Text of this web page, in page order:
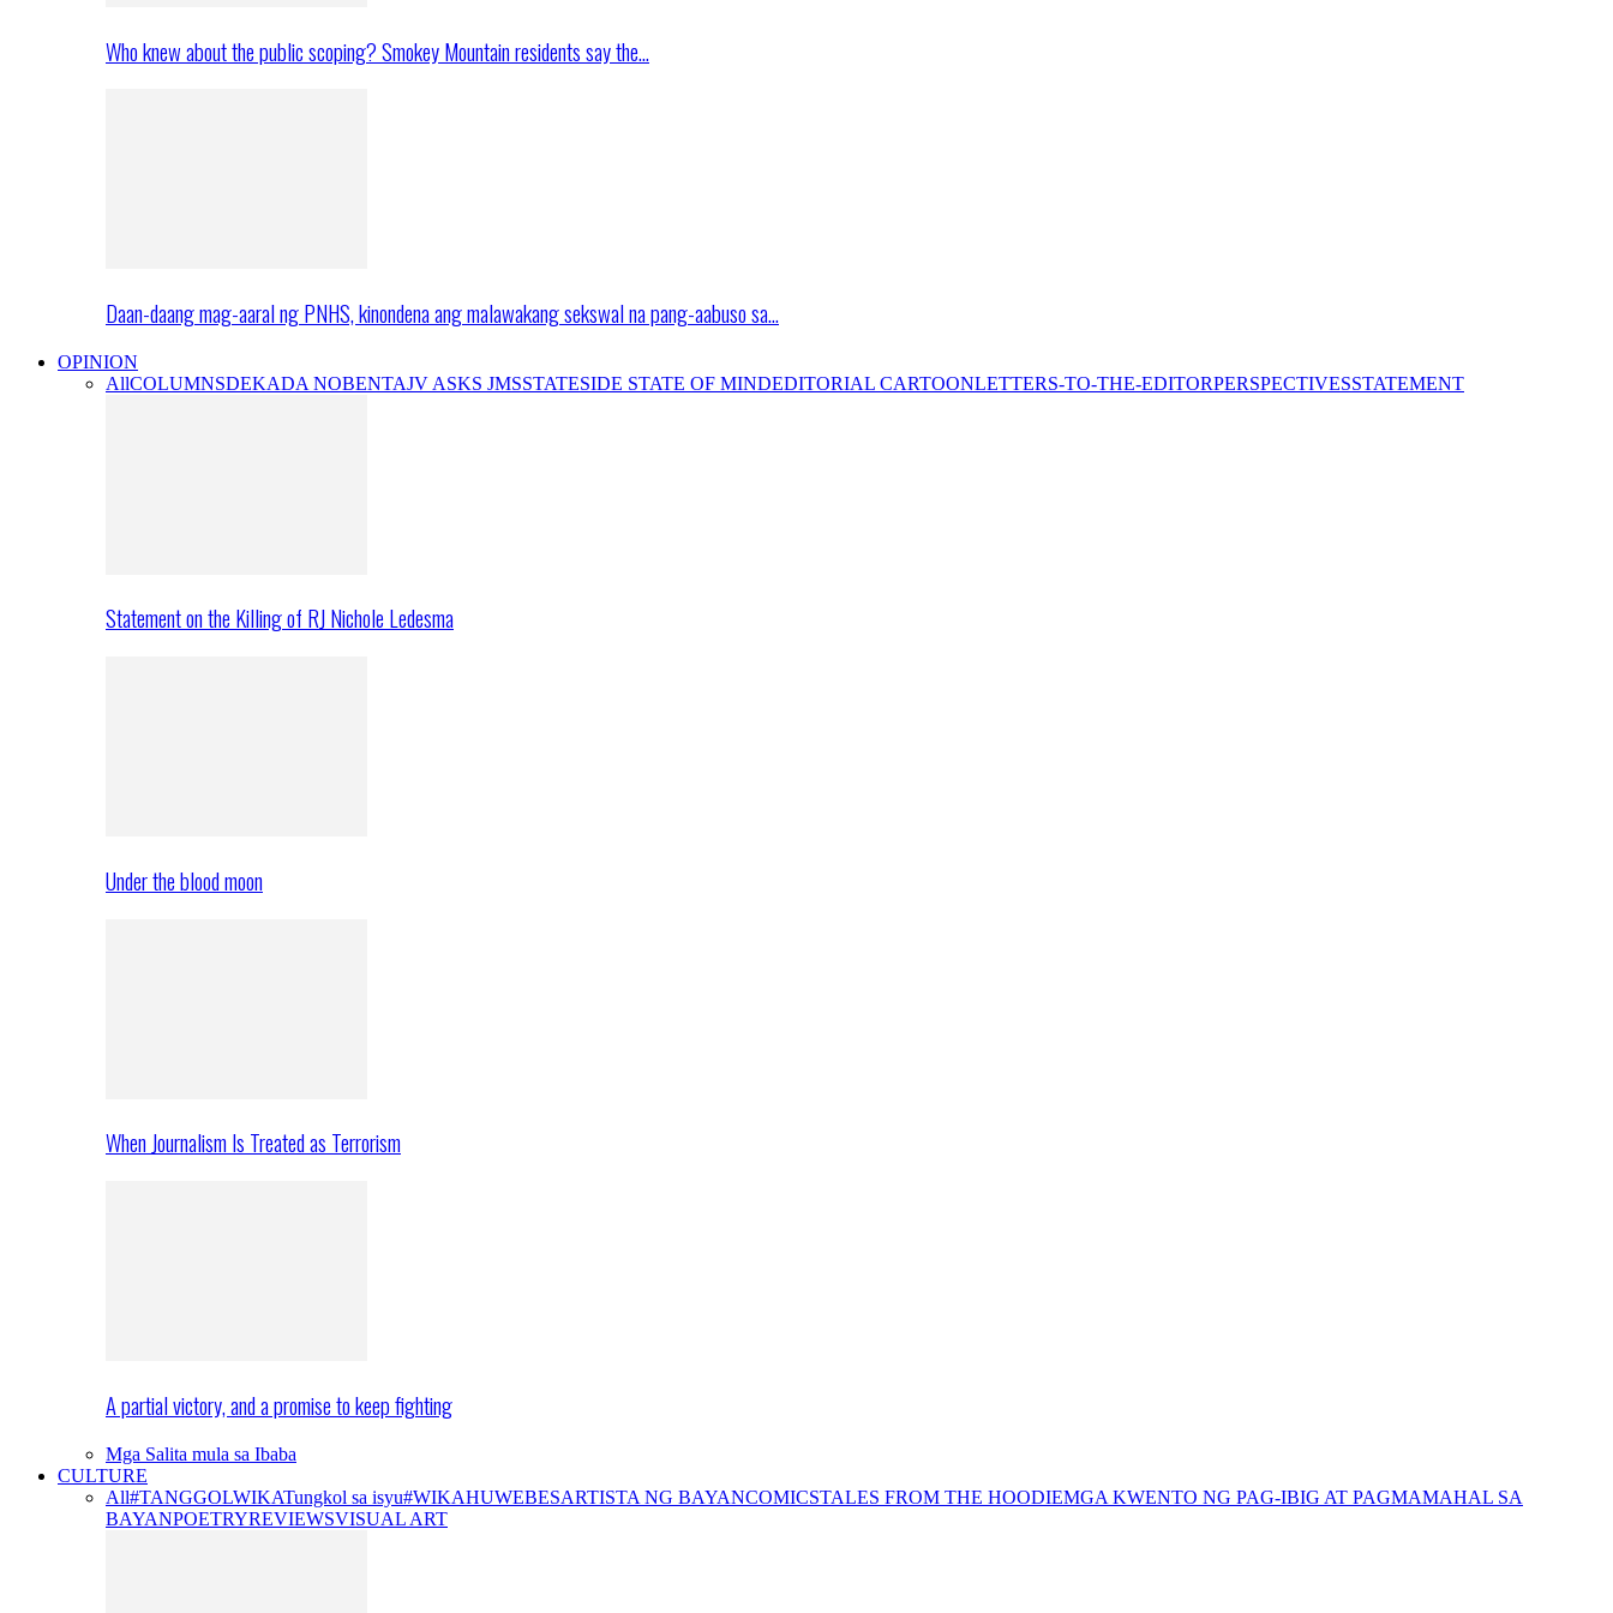
Who knew about the public scoping? Smokey Mountain residents say the…
Daan-daang mag-aaral ng PNHS, kinondena ang malawakang sekswal na pang-aabuso sa…
OPINION
AllCOLUMNSDEKADA NOBENTAJV ASKS JMSSTATESIDE STATE OF MINDEDITORIAL CARTOONLETTERS-TO-THE-EDITORPERSPECTIVESSTATEMENT
Statement on the Killing of RJ Nichole Ledesma
Under the blood moon
When Journalism Is Treated as Terrorism
A partial victory, and a promise to keep fighting
Mga Salita mula sa Ibaba
CULTURE
All#TANGGOLWIKATungkol sa isyu#WIKAHUWEBESARTISTA NG BAYANCOMICSTALES FROM THE HOODIEMGA KWENTO NG PAG-IBIG AT PAGMAMAHAL SA
BAYANPOETRYREVIEWSVISUAL ART